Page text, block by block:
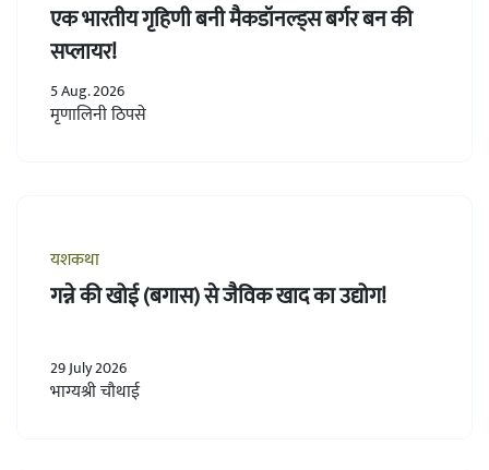
एक भारतीय गृहिणी बनी मैकडॉनल्ड्स बर्गर बन की
सप्लायर!
5 Aug. 2026
मृणालिनी ठिपसे
यशकथा
गन्ने की खोई (बगास) से जैविक खाद का उद्योग!
29 July 2026
भाग्यश्री चौथाई